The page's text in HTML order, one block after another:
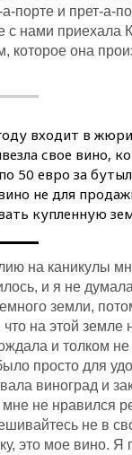
порте и прет-а-
с нами приехала
которое она
входит в
свое вино,
50 евро за
не для
купленную
на каникулы
и я не
земли,
на этой земле
и толком не
просто для
виноград и
не нравился
не в
это мое вино. Я